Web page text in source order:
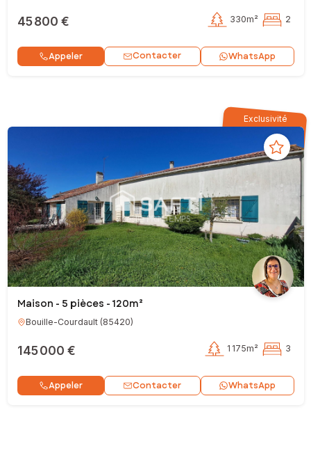
45 800 € 330m² 2
Appeler Contacter WhatsApp
Exclusivité
Maison - 5 pièces - 120m²
Bouille-Courdault(85420)
145 000 € 1 175m² 3
Appeler Contacter WhatsApp